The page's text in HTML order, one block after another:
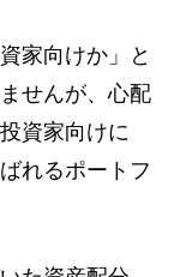
家向けか」と
せんが、心配
資家向けに
れるポートフ